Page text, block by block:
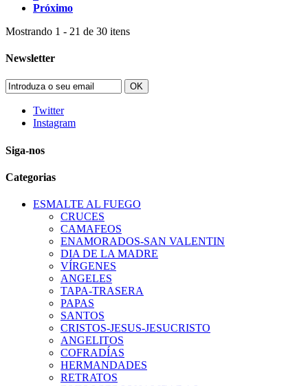
Próximo
Mostrando 1 - 21 de 30 itens
Newsletter
OK
Twitter
Instagram
Siga-nos
Categorias
ESMALTE AL FUEGO
CRUCES
CAMAFEOS
ENAMORADOS-SAN VALENTIN
DIA DE LA MADRE
VÍRGENES
ANGELES
TAPA-TRASERA
PAPAS
SANTOS
CRISTOS-JESUS-JESUCRISTO
ANGELITOS
COFRADÍAS
HERMANDADES
RETRATOS